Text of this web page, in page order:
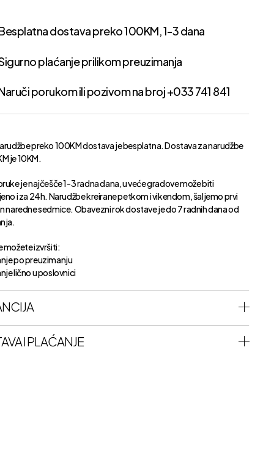
dostava preko 100KM, 1-3 dana
plaćanje prilikom preuzimanja
porukom ili pozivom na broj +033 741 841
preko 100KM dostava je besplatna. Dostava za narudžbe
je 10KM.
je najčešče 1-3 radna dana, u veće gradove može biti
i za 24h. Narudžbe kreirane petkom i vikendom, šaljemo prvi
naredne sedmice. Obavezni rok dostave je do 7 radnih dana od
možete izvršiti:
po preuzimanju
lično u poslovnici
I PLAĆANJE